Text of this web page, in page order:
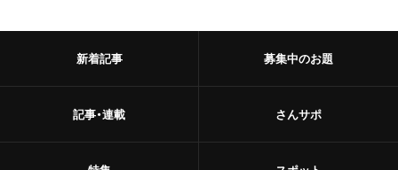
新着記事
記事・連載
募集中のお題
さんサポ